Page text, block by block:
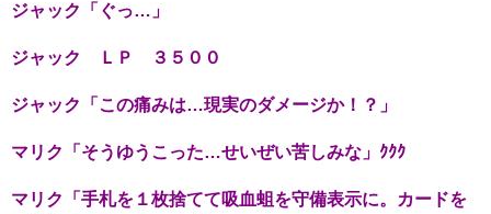
ジャック「ぐっ…」
ジャック ＬＰ ３５００
ジャック「この痛みは…現実のダメージか！？」
マリク「そうゆうこった…せいぜい苦しみな」ｸｸｸ
マリク「手札を１枚捨てて吸血蛆を守備表示に。カードを